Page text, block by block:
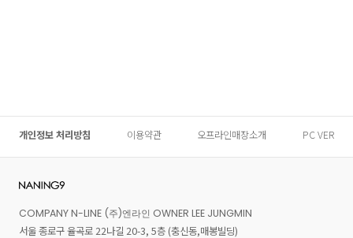
개인정보 처리방침 이용약관 오프라인매장소개 PC VER
COMPANY N-LINE (주)엔라인 OWNER LEE JUNGMIN
서울 종로구 율곡로 22나길 20-3, 5층 (충신동,매봉빌딩)